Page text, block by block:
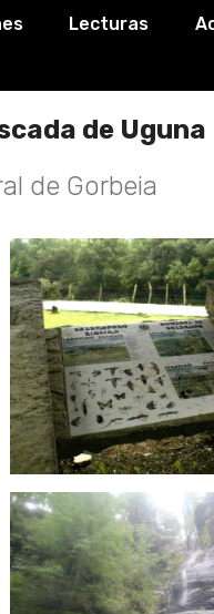
Lecturas
de Uguna
de Gorbeia